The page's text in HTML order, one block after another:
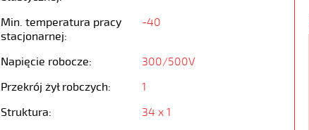
Min. temperatura pracy
stacjonarnej:
-40
Napięcie robocze:
300/500V
Przekrój żył robczych:
1
Struktura:
34 x 1